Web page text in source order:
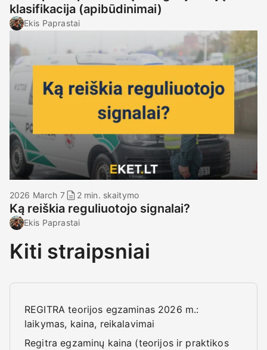
klasifikacija (apibūdinimai)
Ekis Paprastai
2026 March 7 2 min. skaitymo
Ką reiškia reguliuotojo signalai?
Ekis Paprastai
Kiti straipsniai
REGITRA teorijos egzaminas 2026 m.:
laikymas, kaina, reikalavimai
Regitra egzaminų kaina (teorijos ir praktikos